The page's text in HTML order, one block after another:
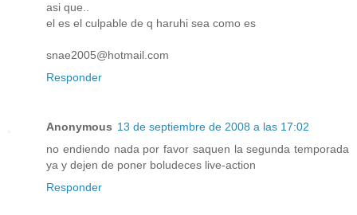
asi que..
el es el culpable de q haruhi sea como es
snae2005@hotmail.com
Responder
Anonymous 13 de septiembre de 2008 a las 17:02
no endiendo nada por favor saquen la segunda temporada
ya y dejen de poner boludeces live-action
Responder